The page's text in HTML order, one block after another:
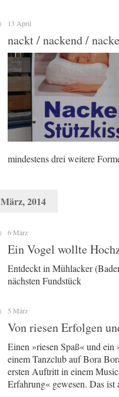
13 April
nackt / nackend /
mindestens drei weitere
März, 2014
6 März
Ein Vogel wollte
Entdeckt in Mühlacker
nächsten Fundstück
5 März
Von riesen Erfolgen
Einen »riesen Spaß« und
einem Tanzclub auf Bora
ersten Auftritt in einem
Erfahrung« gewesen. Das